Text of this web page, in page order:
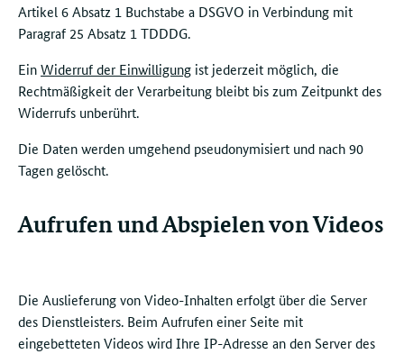
Artikel 6 Absatz 1 Buchstabe a DSGVO in Verbindung mit
Paragraf 25 Absatz 1 TDDDG.
EinWiderruf der Einwilligung ist jederzeit möglich, die
Rechtmäßigkeit der Verarbeitung bleibt bis zum Zeitpunkt des
Widerrufs unberührt.
Die Daten werden umgehend pseudonymisiert und nach 90
Tagen gelöscht.
Aufrufen und Abspielen von Videos
Die Auslieferung von Video-Inhalten erfolgt über die Server
des Dienstleisters. Beim Aufrufen einer Seite mit
eingebetteten Videos wird Ihre IP-Adresse an den Server des